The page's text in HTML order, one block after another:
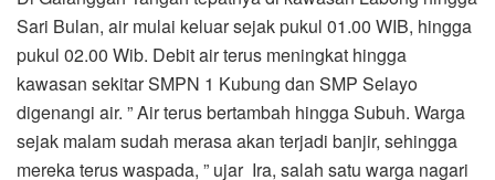
Sari Bulan, air mulai keluar sejak pukul 01.00 WIB, hingga
pukul 02.00 Wib. Debit air terus meningkat hingga
kawasan sekitar SMPN 1 Kubung dan SMP Selayo
digenangi air. ” Air terus bertambah hingga Subuh. Warga
sejak malam sudah merasa akan terjadi banjir, sehingga
mereka terus waspada, ” ujar Ira, salah satu warga nagari